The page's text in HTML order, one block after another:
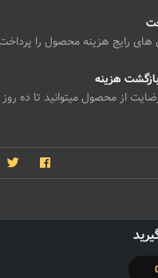
های رایج هزینه محصول را
از محصول میتوانید تا ده